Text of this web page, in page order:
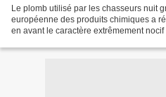
Le plomb utilisé par les chasseurs nuit
européenne des produits chimiques a
en avant le caractère extrêmement